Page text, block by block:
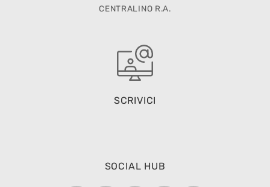
CENTRALINO R.A.
SCRIVICI
SOCIAL HUB